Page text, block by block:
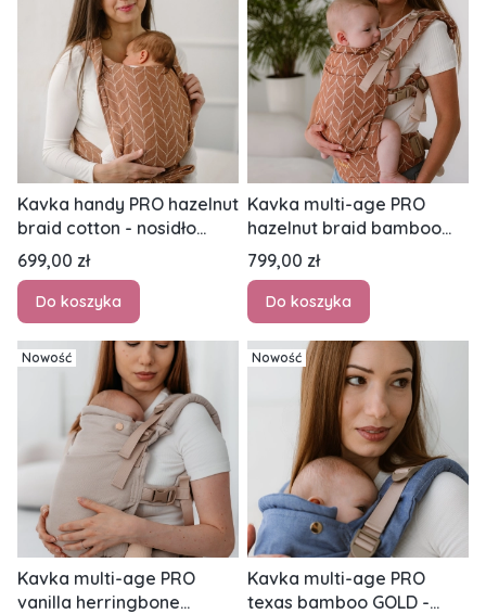
Kavka handy PRO hazelnut
braid cotton - nosidło
hybrydowe regulowane
Cena
699,00 zł
Do koszyka
Kavka multi-age PRO
hazelnut braid bamboo
GOLD - nosidło klamrowe
regulowane
Cena
799,00 zł
Do koszyka
Nowość
Kavka multi-age PRO
vanilla herringbone
Nowość
Kavka multi-age PRO
texas bamboo GOLD -